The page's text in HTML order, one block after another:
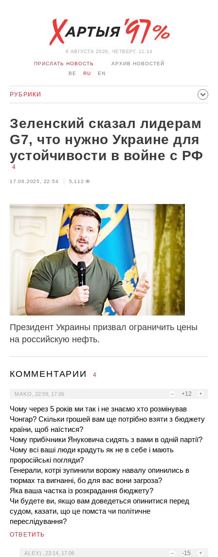
6 АВГУСТА 2026, ЧЕТВЕРГ, 11:14
ПРИСЛАТЬ НОВОСТЬ
АРХИВ НОВОСТЕЙ
BE
RU EN
РУБРИКИ
ПРОИСШЕСТВИЯ СПОРТ КУЛЬТУРА ИСТОРИЯ
МНЕНИЕ ИНТЕРВЬЮ ТЕХНОЛОГИИ ЗДОРОВЬЕ
АВТО ОТДЫХ ОБХОД БЛОКИРОВКИ И СОЛИДАРНОСТЬ
Зеленский сказал лидерам
G7, что нужно Украине для
устойчивости в войне с РФ
4
17.06.2025, 22:54 5,112
Президент Украины призвал ограничить цены
на российскую нефть.
КОММЕНТАРИИ 4
– +12 +
MAKO 22:59, 17.06
Чому через 5 років ми так і не знаємо хто розмінував
Чонгар? Скільки грошей вам ще потрібно взяти з бюджету
країни, щоб наїстися?
Чому прибічники Януковича сидять з вами в одній партії?
Чому всі ваші люди крадуть як не в себе і мають
проросійські погляди?
Генерали, котрі зупинили ворожу навалу опинились в
тюрмах та вигнанні, бо для вас вони загроза?
Яка ваша частка із розкрадання бюджету?
Чи будете ви, якщо вам доведеться опинитися перед
судом, казати, що це помста чи політичне
переслідування?
ОТВЕТИТЬ
– -15 +
ALEX) 23:14, 17.06